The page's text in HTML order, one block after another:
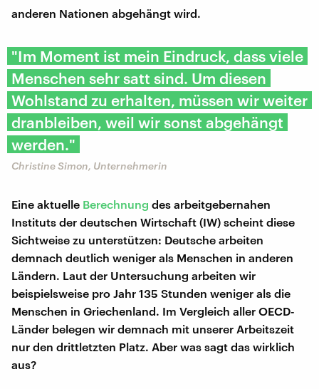
anderen Nationen abgehängt wird.
"Im Moment ist mein Eindruck, dass viele
Menschen sehr satt sind. Um diesen
Wohlstand zu erhalten, müssen wir weiter
dranbleiben, weil wir sonst abgehängt
werden."
Christine Simon, Unternehmerin
Eine aktuelle Berechnung des arbeitgebernahen
Instituts der deutschen Wirtschaft (IW) scheint diese
Sichtweise zu unterstützen: Deutsche arbeiten
demnach deutlich weniger als Menschen in anderen
Ländern. Laut der Untersuchung arbeiten wir
beispielsweise pro Jahr 135 Stunden weniger als die
Menschen in Griechenland. Im Vergleich aller OECD-
Länder belegen wir demnach mit unserer Arbeitszeit
nur den drittletzten Platz. Aber was sagt das wirklich
aus?